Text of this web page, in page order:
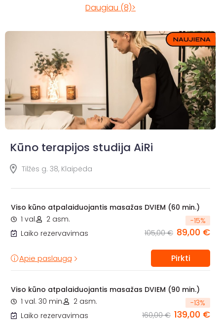
Daugiau (8)>
Kūno terapijos studija AiRi
Tilžės g. 38, Klaipėda
Viso kūno atpalaiduojantis masažas DVIEM (60 min.)
1 val.
2 asm.
Laiko rezervavimas
-15%
105,00 € 89,00 €
Apie paslaugą Pirkti
Viso kūno atpalaiduojantis masažas DVIEM (90 min.)
1 val. 30 min.
2 asm.
Laiko rezervavimas
-13%
160,00 € 139,00 €